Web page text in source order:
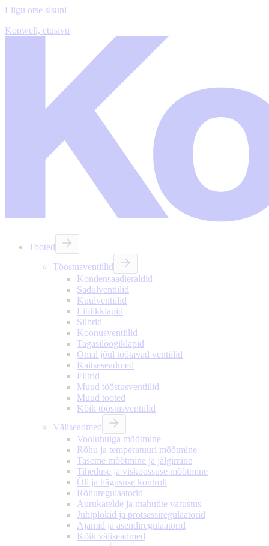
Liigu otse sisuni
Konwell, etusivu
Tooted
Tööstusventiilid
Kondensaadieraldid
Sadulventiilid
Kuulventiilid
Liblikklapid
Siibrid
Koonusventiilid
Tagasilöögiklapid
Omal jõul töötavad ventiilid
Kaitseseadmed
Filtrid
Muud tööstusventiilid
Muud tooted
Kõik tööstusventiilid
Väliseadmed
Vooluhulga mõõtmine
Rõhu ja temperatuuri mõõtmine
Taseme mõõtmine ja jälgimine
Tiheduse ja viskoossuse mõõtmine
Õli ja hägususe kontroll
Rõhuregulaatorid
Aurukatelde ja mahutite varustus
Juhtplokid ja protsessiregulaatorid
Ajamid ja asendiregulaatorid
Kõik väliseadmed